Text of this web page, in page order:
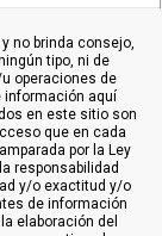
no brinda consejo,
tipo, ni de
operaciones de
información aquí
en este sitio son
que en cada
por la Ley
responsabilidad
y/o exactitud y/o
de información
elaboración del